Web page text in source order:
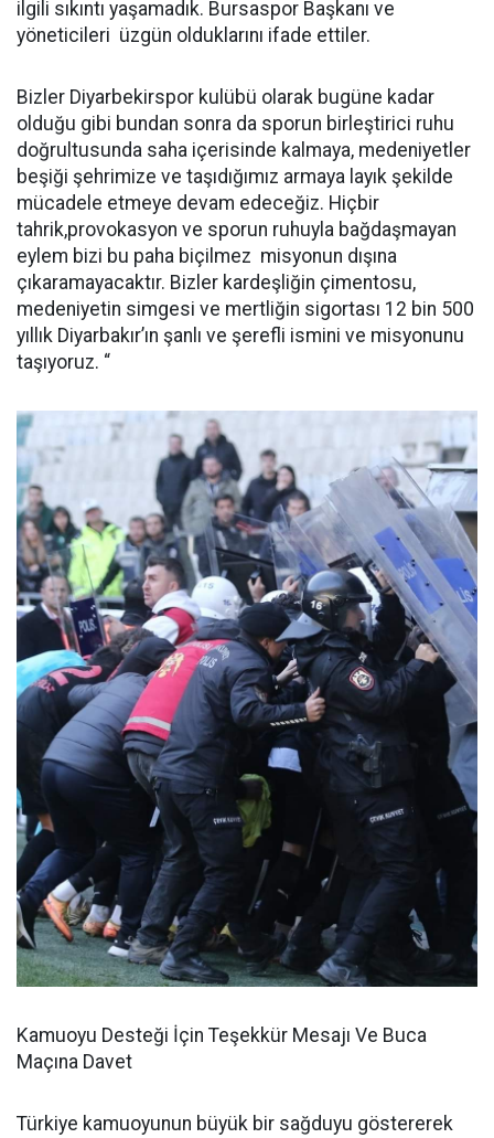
ilgili sıkıntı yaşamadık. Bursaspor Başkanı ve
yöneticileri üzgün olduklarını ifade ettiler.
Bizler Diyarbekirspor kulübü olarak bugüne kadar
olduğu gibi bundan sonra da sporun birleştirici ruhu
doğrultusunda saha içerisinde kalmaya, medeniyetler
beşiği şehrimize ve taşıdığımız armaya layık şekilde
mücadele etmeye devam edeceğiz. Hiçbir
tahrik,provokasyon ve sporun ruhuyla bağdaşmayan
eylem bizi bu paha biçilmez misyonun dışına
çıkaramayacaktır. Bizler kardeşliğin çimentosu,
medeniyetin simgesi ve mertliğin sigortası 12 bin 500
yıllık Diyarbakır’ın şanlı ve şerefli ismini ve misyonunu
taşıyoruz. “
Kamuoyu Desteği İçin Teşekkür Mesajı Ve Buca
Maçına Davet
Türkiye kamuoyunun büyük bir sağduyu göstererek